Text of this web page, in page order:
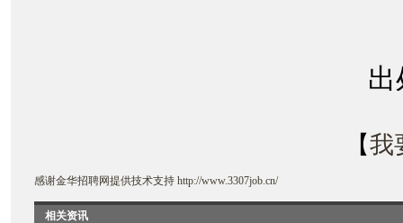
【我
感谢金华招聘网提供技术支持 http://www.3307job.cn/
相关资讯